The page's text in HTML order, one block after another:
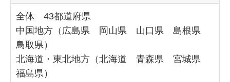
全体 43都道府県
中国地方（広島県 岡山県 山口県 島根県
鳥取県）
北海道・東北地方（北海道 青森県 宮城県
福島県）